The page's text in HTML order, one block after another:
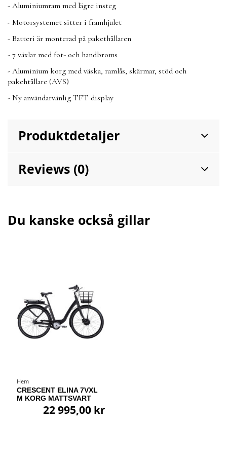
- Aluminiumram med lägre insteg
- Motorsystemet sitter i framhjulet
- Batteri är monterad på pakethållaren
- 7 växlar med fot- och handbroms
- Aluminium korg med väska, ramlås, skärmar, stöd och
pakehtållare (AVS)
- Ny användarvänlig TFT display
Produktdetaljer
Reviews (0)
Du kanske också gillar
Hem
CRESCENT ELINA 7VXL
M KORG MATTSVART
22 995,00 kr